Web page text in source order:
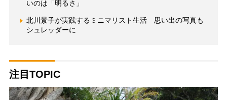
いのは「明るさ」
北川景子が実践するミニマリスト生活 思い出の写真も
シュレッダーに
注目TOPIC